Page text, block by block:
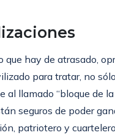
que hay de atrasado,
para tratar, no
al llamado “bloque de la
seguros de poder
patriotero y